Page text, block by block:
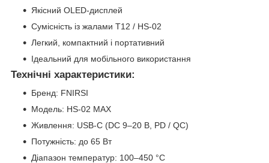
Якісний OLED-дисплей
Сумісність із жалами T12 / HS-02
Легкий, компактний і портативний
Ідеальний для мобільного використання
Технічні характеристики:
Бренд: FNIRSI
Модель: HS-02 MAX
Живлення: USB-C (DC 9–20 В, PD / QC)
Потужність: до 65 Вт
Діапазон температур: 100–450 °C